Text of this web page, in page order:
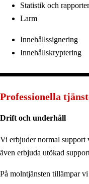
Statistik och rapporter
Larm
Innehållssignering
Innehållskryptering
Professionella
Drift och underhåll
Vi erbjuder normal support
även erbjuda utökad
På molntjänsten tillämpar